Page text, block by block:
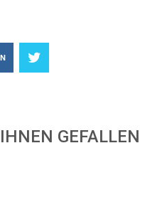
GEFALLEN